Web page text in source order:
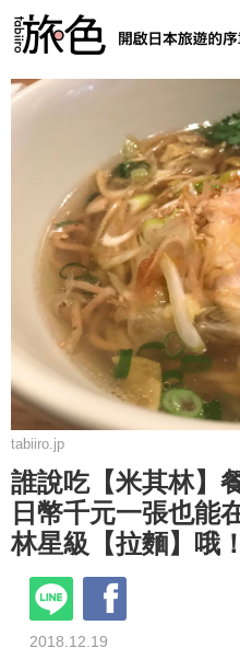
tabiiro.jp
誰說吃【米其林】
日幣千元一張也能
林星級【拉麵】哦！
2018.12.19